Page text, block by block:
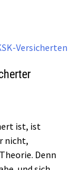
ist, ist
nicht,
Denn